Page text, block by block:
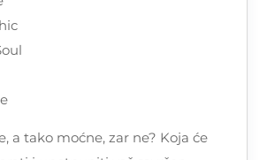
a tako moćne, zar ne? Koja će